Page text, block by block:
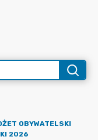
OBYWATELSKI
2026